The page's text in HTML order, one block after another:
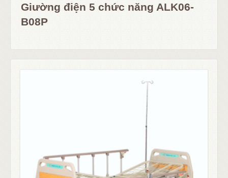
Giường điện 5 chức năng ALK06-
B08P